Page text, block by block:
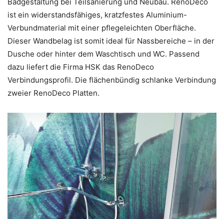
ist ein widerstandsfähiges, kratzfestes Aluminium-
Verbundmaterial mit einer pflegeleichten Oberfläche.
Dieser Wandbelag ist somit ideal für Nassbereiche – in der
Dusche oder hinter dem Waschtisch und WC. Passend
dazu liefert die Firma HSK das RenoDeco
Verbindungsprofil. Die flächenbündig schlanke Verbindung
zweier RenoDeco Platten.